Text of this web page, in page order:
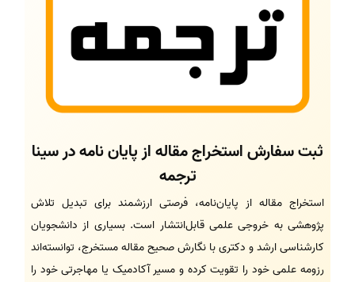
ثبت سفارش استخراج مقاله از پایان نامه در سینا
ترجمه
استخراج مقاله از پایان‌نامه، فرصتی ارزشمند برای تبدیل تلاش
پژوهشی به خروجی علمی قابل‌انتشار است. بسیاری از دانشجویان
کارشناسی ارشد و دکتری با نگارش صحیح مقاله مستخرج، توانسته‌اند
رزومه علمی خود را تقویت کرده و مسیر آکادمیک یا مهاجرتی خود را